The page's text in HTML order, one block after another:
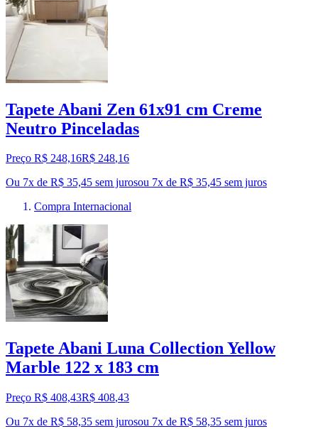
Tapete Abani Zen 61x91 cm Creme
Neutro Pinceladas
Preço R$ 248,16R$ 248,16
Ou 7x de R$ 35,45 sem jurosou 7x de R$ 35,45 sem juros
Compra Internacional
Tapete Abani Luna Collection Yellow
Marble 122 x 183 cm
Preço R$ 408,43R$ 408,43
Ou 7x de R$ 58,35 sem jurosou 7x de R$ 58,35 sem juros